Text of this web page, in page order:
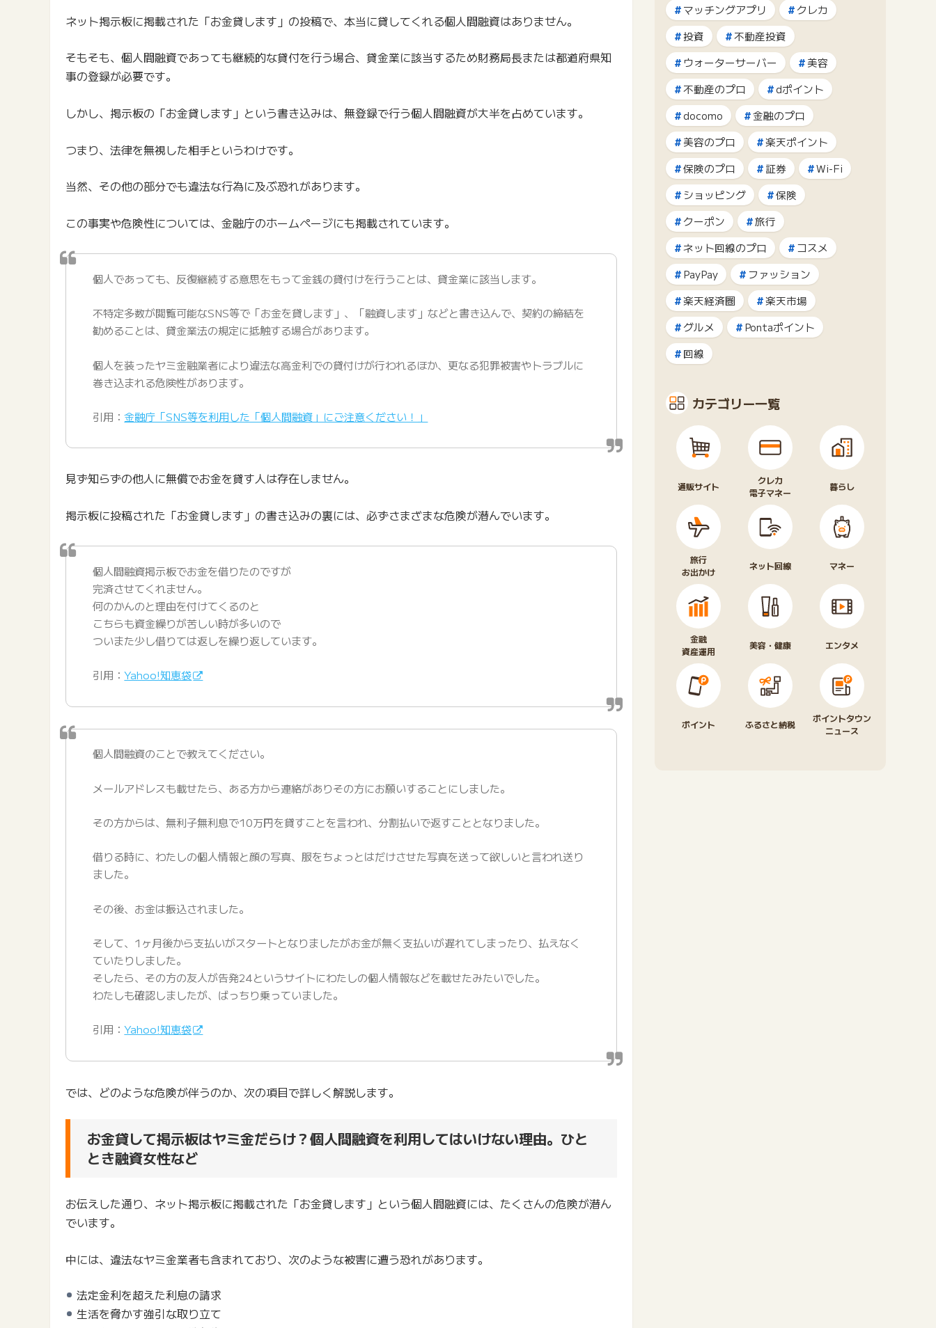
ネット掲示板に掲載された「お金貸します」の投稿で、本当に貸してくれる個人間融資はありません。
そもそも、個人間融資であっても継続的な貸付を行う場合、貸金業に該当するため財務局長または都道府県知
事の登録が必要です。
しかし、掲示板の「お金貸します」という書き込みは、無登録で行う個人間融資が大半を占めています。
つまり、法律を無視した相手というわけです。
当然、その他の部分でも違法な行為に及ぶ恐れがあります。
この事実や危険性については、金融庁のホームページにも掲載されています。
個人であっても、反復継続する意思をもって金銭の貸付けを行うことは、貸金業に該当します。
不特定多数が閲覧可能なSNS等で「お金を貸します」、「融資します」などと書き込んで、契約の締結を
勧めることは、貸金業法の規定に抵触する場合があります。
個人を装ったヤミ金融業者により違法な高金利での貸付けが行われるほか、更なる犯罪被害やトラブルに
巻き込まれる危険性があります。
引用：金融庁「SNS等を利用した「個人間融資」にご注意ください！」
見ず知らずの他人に無償でお金を貸す人は存在しません。
掲示板に投稿された「お金貸します」の書き込みの裏には、必ずさまざまな危険が潜んでいます。
個人間融資掲示板でお金を借りたのですが
完済させてくれません。
何のかんのと理由を付けてくるのと
こちらも資金繰りが苦しい時が多いので
ついまた少し借りては返しを繰り返しています。
引用：Yahoo!知恵袋
個人間融資のことで教えてください。
メールアドレスも載せたら、ある方から連絡がありその方にお願いすることにしました。
その方からは、無利子無利息で10万円を貸すことを言われ、分割払いで返すこととなりました。
借りる時に、わたしの個人情報と顔の写真、服をちょっとはだけさせた写真を送って欲しいと言われ送り
ました。
その後、お金は振込されました。
そして、1ヶ月後から支払いがスタートとなりましたがお金が無く支払いが遅れてしまったり、払えなく
ていたりしました。
そしたら、その方の友人が告発24というサイトにわたしの個人情報などを載せたみたいでした。
わたしも確認しましたが、ばっちり乗っていました。
引用：Yahoo!知恵袋
では、どのような危険が伴うのか、次の項目で詳しく解説します。
お金貸して掲示板はヤミ金だらけ？個人間融資を利用してはいけない理由。ひと
とき融資女性など
お伝えした通り、ネット掲示板に掲載された「お金貸します」という個人間融資には、たくさんの危険が潜ん
でいます。
中には、違法なヤミ金業者も含まれており、次のような被害に遭う恐れがあります。
法定金利を超えた利息の請求
生活を脅かす強引な取り立て
マッチングアプリ
クレカ
投資
不動産投資
ウォーターサーバー
美容
不動産のプロ
dポイント
docomo
金融のプロ
美容のプロ
楽天ポイント
保険のプロ
証券
Wi-Fi
ショッピング
保険
クーポン
旅行
ネット回線のプロ
コスメ
PayPay
ファッション
楽天経済圏
楽天市場
グルメ
Pontaポイント
回線
カテゴリー一覧
通販サイト
クレカ
電子マネー
暮らし
旅行
お出かけ
ネット回線 マネー
金融
資産運用
美容・健康 エンタメ
ポイント ふるさと納税
ポイントタウン
ニュース